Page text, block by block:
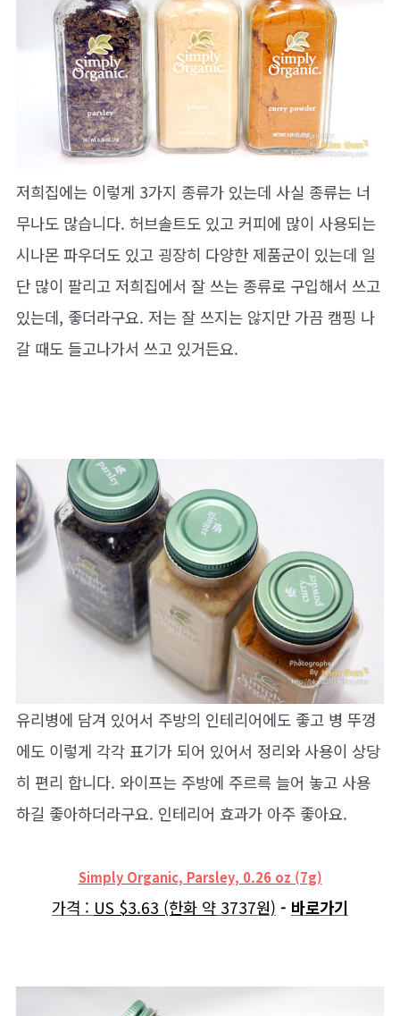
저희집에는 이렇게 3가지 종류가 있는데 사실 종류는 너
무나도 많습니다. 허브솔트도 있고 커피에 많이 사용되는
시나몬 파우더도 있고 굉장히 다양한 제품군이 있는데 일
단 많이 팔리고 저희집에서 잘 쓰는 종류로 구입해서 쓰고
있는데, 좋더라구요. 저는 잘 쓰지는 않지만 가끔 캠핑 나
갈 때도 들고나가서 쓰고 있거든요.
유리병에 담겨 있어서 주방의 인테리어에도 좋고 병 뚜껑
에도 이렇게 각각 표기가 되어 있어서 정리와 사용이 상당
히 편리 합니다. 와이프는 주방에 주르륵 늘어 놓고 사용
하길 좋아하더라구요. 인테리어 효과가 아주 좋아요.
Simply Organic, Parsley, 0.26 oz (7g)
가격 : US $3.63 (한화 약 3737원) - 바로가기